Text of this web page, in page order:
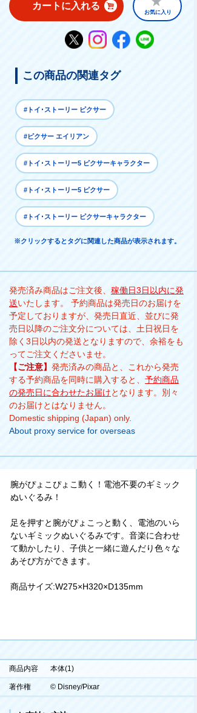
カートに入れる
お気に入り
この商品の関連タグ
#トイ･ストーリー ピクサー
#ピクサー エイリアン
#トイ･ストーリー5 ピクサーキャラクター
#トイ･ストーリー5 ピクサー
#トイ･ストーリー ピクサーキャラクター
※クリックするとタグに関連した商品が表示されます。
発売済み商品はご注文後、 稼働日3日以内に発
送いたします。 予約商品は発売日のお届けを
予定しておりますが、発売日直近、並びに発
売日以降のご注文分については、土日祝日を
除く3日以内の発送となりますので、余裕をも
ってご注文くださいませ。
【ご注意】 発売済みの商品と、これから発売
する予約商品を同時に購入すると、 予約商品
の発売日に合わせたお届けとなります。別々
のお届けとはなりません。
Domestic shipping (Japan) only.
About proxy service for overseas
腕がぴょこぴょこ動く！電池不要のギミック
ぬいぐるみ！
足を押すと腕がぴょこっと動く、電池のいら
ないギミックぬいぐるみです。音楽に合わせ
て動かしたり、子供と一緒に遊んだり色々な
あそび方ができます。
商品サイズ:W275×H320×D135mm
商品内容 本体(1)
著作権 © Disney/Pixar